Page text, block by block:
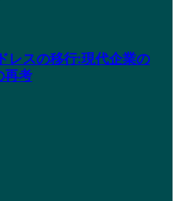
レスの移行:現代企業の
再考